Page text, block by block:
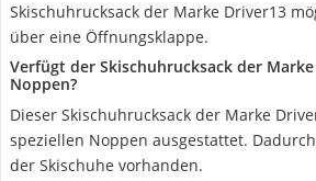
Skischuhrucksack der Marke Driver13
über eine Öffnungsklappe.
Verfügt der Skischuhrucksack der
Noppen?
Dieser Skischuhrucksack der Marke
speziellen Noppen ausgestattet.
der Skischuhe vorhanden.